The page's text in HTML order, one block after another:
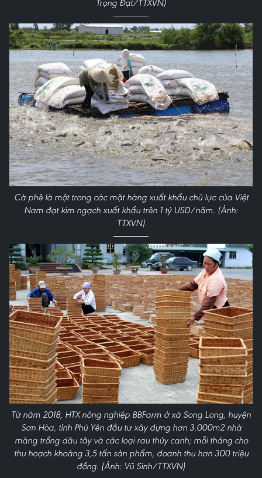
Trọng Đạt/TTXVN)
Cà phê là một trong các mặt hàng xuất khẩu chủ lực của Việt
Nam đạt kim ngạch xuất khẩu trên 1 tỷ USD/năm. (Ảnh:
TTXVN)
Từ năm 2018, HTX nông nghiệp BBFarm ở xã Song Long, huyện
Sơn Hòa, tỉnh Phú Yên đầu tư xây dựng hơn 3.000m2 nhà
màng trồng dâu tây và các loại rau thủy canh; mỗi tháng cho
thu hoạch khoảng 3,5 tấn sản phẩm, doanh thu hơn 300 triệu
đồng. (Ảnh: Vũ Sinh/TTXVN)